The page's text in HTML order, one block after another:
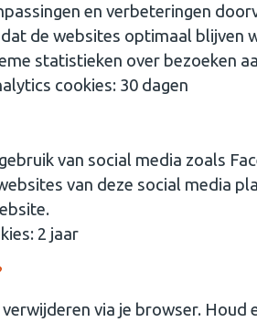
en verbeteringen
de websites optimaal blijven
statistieken over bezoeken
cookies: 30 dagen
van social media zoals
van deze social media
2 jaar
via je browser. Houd